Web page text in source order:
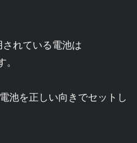
されている電池は
池を正しい向きでセットし